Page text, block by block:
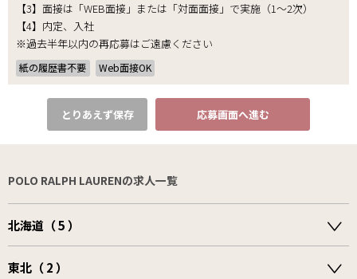
【3】面接は「WEB面接」または「対面面接」で実施（1～2次）
【4】内定、入社
※過去半年以内の再応募はご遠慮ください
紙の履歴書不要 Web面接OK
とりあえず保存 応募画面へ進む
POLO RALPH LAURENの求人一覧
北海道（ 5 ）
東北（ 2 ）